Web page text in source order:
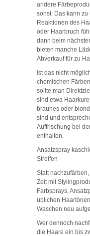
andere
sonst. Das kann
Reaktionen des
oder Haarbruch
dann beim
bieten manche
Abverkauf für zu
Ist das nicht
chemischen
sollte man
sind etwa
braunes oder
sind und
Auffrischung bei
enthalten.
Ansatzspray
Streifen
Statt
Zeit mit
Farbsprays,
üblichen
Waschen neu
Wer dennoch
die Haare ein bis